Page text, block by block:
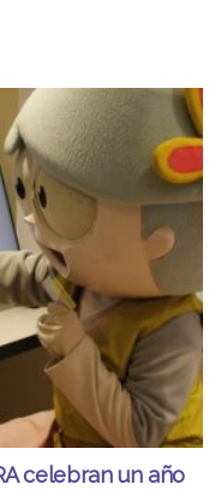
celebran un año